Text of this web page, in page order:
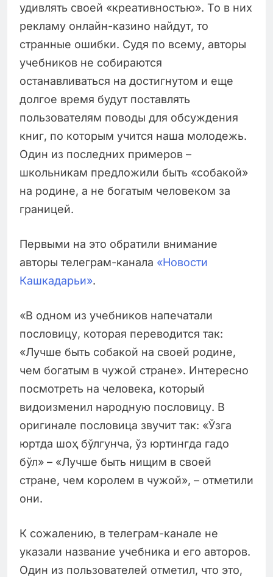
удивлять своей «креативностью». То в них
рекламу онлайн-казино найдут, то
странные ошибки. Судя по всему, авторы
учебников не собираются
останавливаться на достигнутом и еще
долгое время будут поставлять
пользователям поводы для обсуждения
книг, по которым учится наша молодежь.
Один из последних примеров –
школьникам предложили быть «собакой»
на родине, а не богатым человеком за
границей.
Первыми на это обратили внимание
авторы телеграм-канала «Новости
Кашкадарьи».
«В одном из учебников напечатали
пословицу, которая переводится так:
«Лучше быть собакой на своей родине,
чем богатым в чужой стране». Интересно
посмотреть на человека, который
видоизменил народную пословицу. В
оригинале пословица звучит так: «Ўзга
юртда шоҳ бўлгунча, ўз юртингда гадо
бўл» – «Лучше быть нищим в своей
стране, чем королем в чужой», – отметили
они.
К сожалению, в телеграм-канале не
указали название учебника и его авторов.
Один из пользователей отметил, что это,